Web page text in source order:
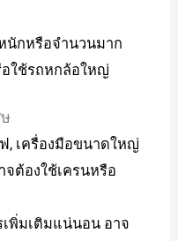
นักหรือจำนวนมาก
ใช้รถหกล้อใหญ่
, เครื่องมือขนาดใหญ่
ต้องใช้เครนหรือ
พิ่มเติมแน่นอน อาจ